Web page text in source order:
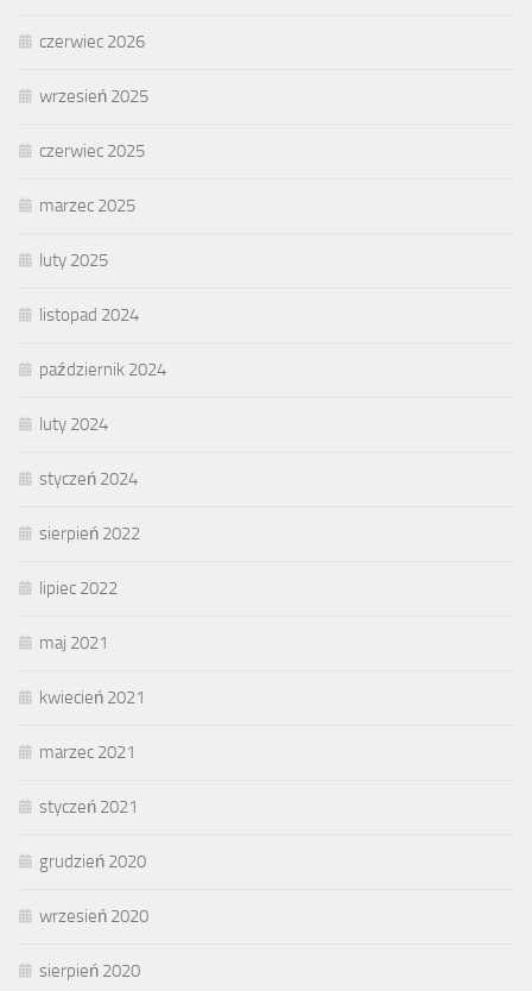
czerwiec 2026
wrzesień 2025
czerwiec 2025
marzec 2025
luty 2025
listopad 2024
październik 2024
luty 2024
styczeń 2024
sierpień 2022
lipiec 2022
maj 2021
kwiecień 2021
marzec 2021
styczeń 2021
grudzień 2020
wrzesień 2020
sierpień 2020